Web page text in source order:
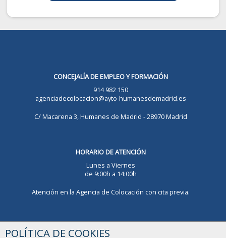
CONCEJALÍA DE EMPLEO Y FORMACIÓN
914 982 150
agenciadecolocacion@ayto-humanesdemadrid.es
C/ Macarena 3, Humanes de Madrid - 28970 Madrid
HORARIO DE ATENCIÓN
Lunes a Viernes
de 9:00h a 14:00h
Atención en la Agencia de Colocación con cita previa.
POLÍTICA DE COOKIES